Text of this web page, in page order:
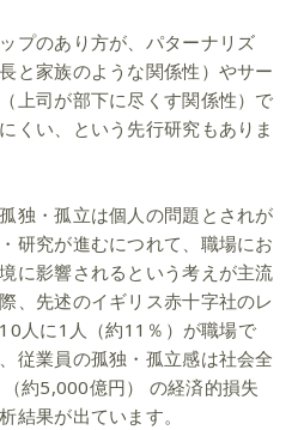
プのあり方が、パターナリズ
と家族のような関係性）やサー
上司が部下に尽くす関係性）で
くい、という先行研究もありま
独・孤立は個人の問題とされが
研究が進むにつれて、職場にお
に影響されるという考えが主流
、先述のイギリス赤十字社のレ
人に1人（約11％）が職場で
従業員の孤独・孤立感は社会全
約5,000億円） の経済的損失
結果が出ています。